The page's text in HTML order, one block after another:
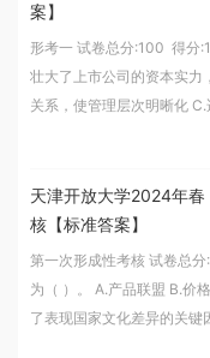
案】
形考一 试卷总分:100 得分
壮大了上市公司的资本实力
关系，使管理层次明晰化
天津开放大学2024年
核【标准答案】
第一次形成性考核 试卷总
为（ ）。 A.产品联盟 B.价
了表现国家文化差异的关键